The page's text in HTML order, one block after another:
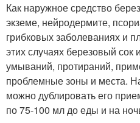
Как наружное средство
экземе, нейродермите,
грибковых заболеваниях и
этих случаях березовый сок
умываний, протираний,
проблемные зоны и места.
можно дублировать его
по 75-100 мл до еды и на